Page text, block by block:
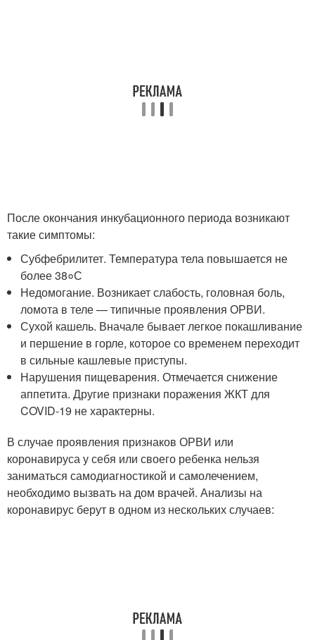
После окончания инкубационного периода возникают
такие симптомы:
Субфебрилитет. Температура тела повышается не
более 38०С
Недомогание. Возникает слабость, головная боль,
ломота в теле — типичные проявления ОРВИ.
Сухой кашель. Вначале бывает легкое покашливание
и першение в горле, которое со временем переходит
в сильные кашлевые приступы.
Нарушения пищеварения. Отмечается снижение
аппетита. Другие признаки поражения ЖКТ для
COVID-19 не характерны.
В случае проявления признаков ОРВИ или
коронавируса у себя или своего ребенка нельзя
заниматься самодиагностикой и самолечением,
необходимо вызвать на дом врачей. Анализы на
коронавирус берут в одном из нескольких случаев: